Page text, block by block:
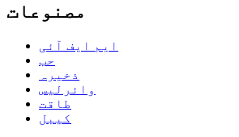
مصنوعات
ایم ایف آئی
حب
ذخیرہ
وائرلیس
طاقت
کیبل